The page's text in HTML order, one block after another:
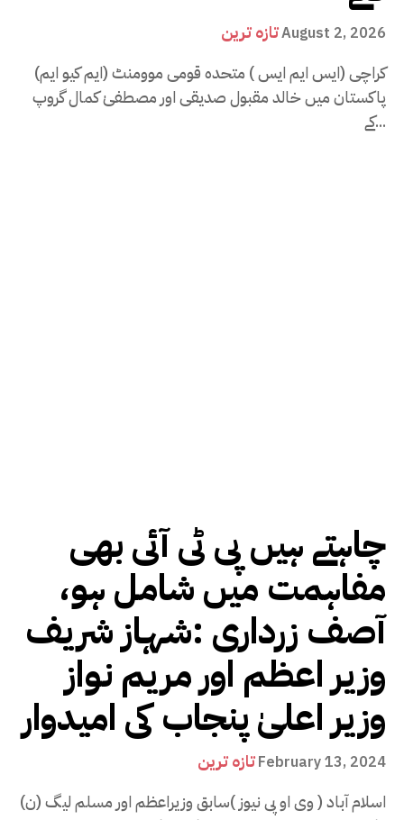
تازہ ترینAugust 2, 2026
کراچی (ایس ایم ایس ) متحدہ قومی موومنٹ (ایم کیو ایم)
پاکستان میں خالد مقبول صدیقی اور مصطفیٰ کمال گروپ
کے...
چاہتے ہیں پی ٹی آئی بھی
مفاہمت میں شامل ہو،
آصف زرداری :شہاز شریف
وزیر اعظم اور مریم نواز
وزیر اعلیٰ پنجاب کی امیدوار
تازہ ترینFebruary 13, 2024
اسلام آباد ( وی او پی نیوز )سابق وزیراعظم اور مسلم لیگ (ن)